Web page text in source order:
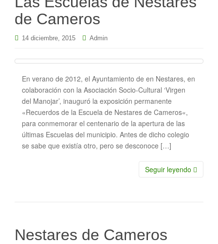
de Cameros
14 diciembre, 2015 Admin
En verano de 2012, el Ayuntamiento de en Nestares, en
colaboración con la Asociación Socio-Cultural ‘Virgen
del Manojar’, inauguró la exposición permanente
«Recuerdos de la Escuela de Nestares de Cameros«,
para conmemorar el centenario de la apertura de las
últimas Escuelas del municipio. Antes de dicho colegio
se sabe que existí­a otro, pero se desconoce […]
Seguir leyendo
Nestares de Cameros